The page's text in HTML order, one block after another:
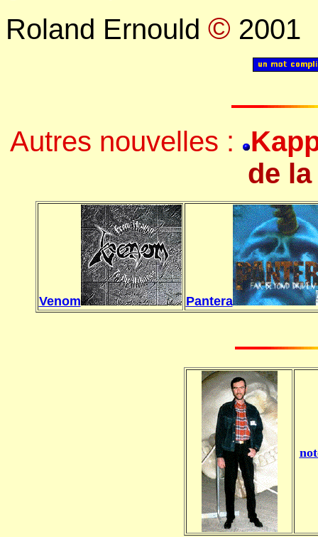
Roland Ernould © 2001
Autres nouvelles :
de
Venom Pantera